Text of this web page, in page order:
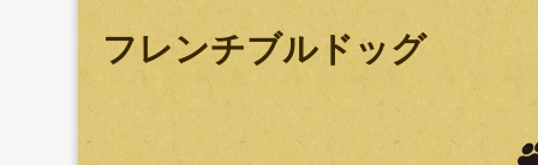
フレンチブルドッグ